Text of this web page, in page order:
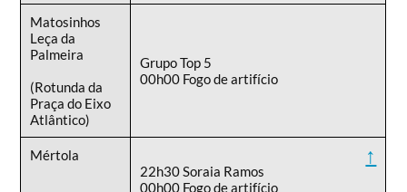
Matosinhos
Leça da
Palmeira
(Rotunda da
Praça do Eixo
Atlântico)
Grupo Top 5
00h00 Fogo de artifício
Mértola ↑
22h30 Soraia Ramos
00h00 Fogo de artifício